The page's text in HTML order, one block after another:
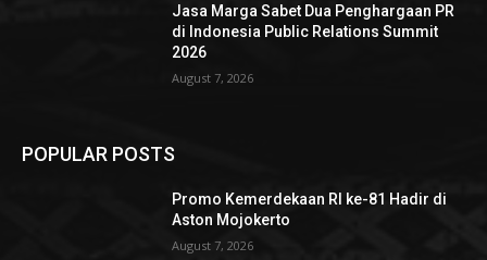
Jasa Marga Sabet Dua Penghargaan PR
di Indonesia Public Relations Summit
2026
August 7, 2026
POPULAR POSTS
Promo Kemerdekaan RI ke-81 Hadir di
Aston Mojokerto
August 7, 2026